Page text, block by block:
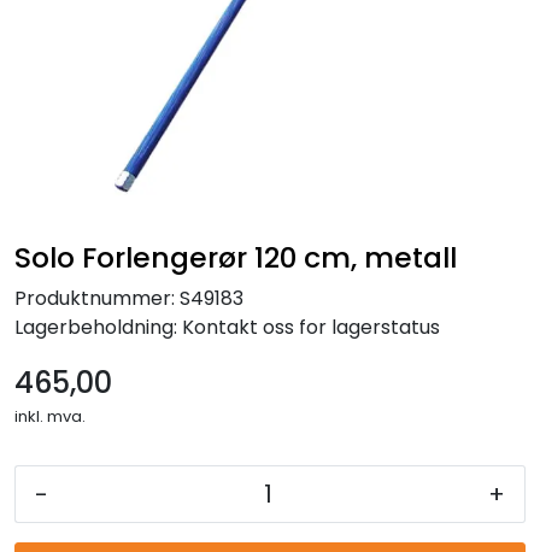
Solo Forlengerør 120 cm, metall
Produktnummer: S49183
Lagerbeholdning: Kontakt oss for lagerstatus
465,00
inkl. mva.
- +
Slåmaskin
Motorsag
Ryggsprøyte
Elektriske Maskiner